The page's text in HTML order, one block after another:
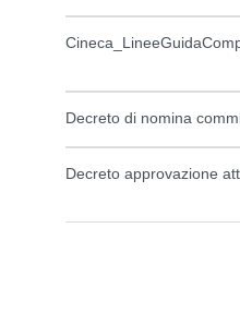
Decreto di nomina
Decreto approvazione